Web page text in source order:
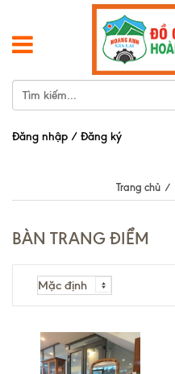
Đăng nhập / Đăng ký
Trang chủ /
BÀN TRANG ĐIỂM